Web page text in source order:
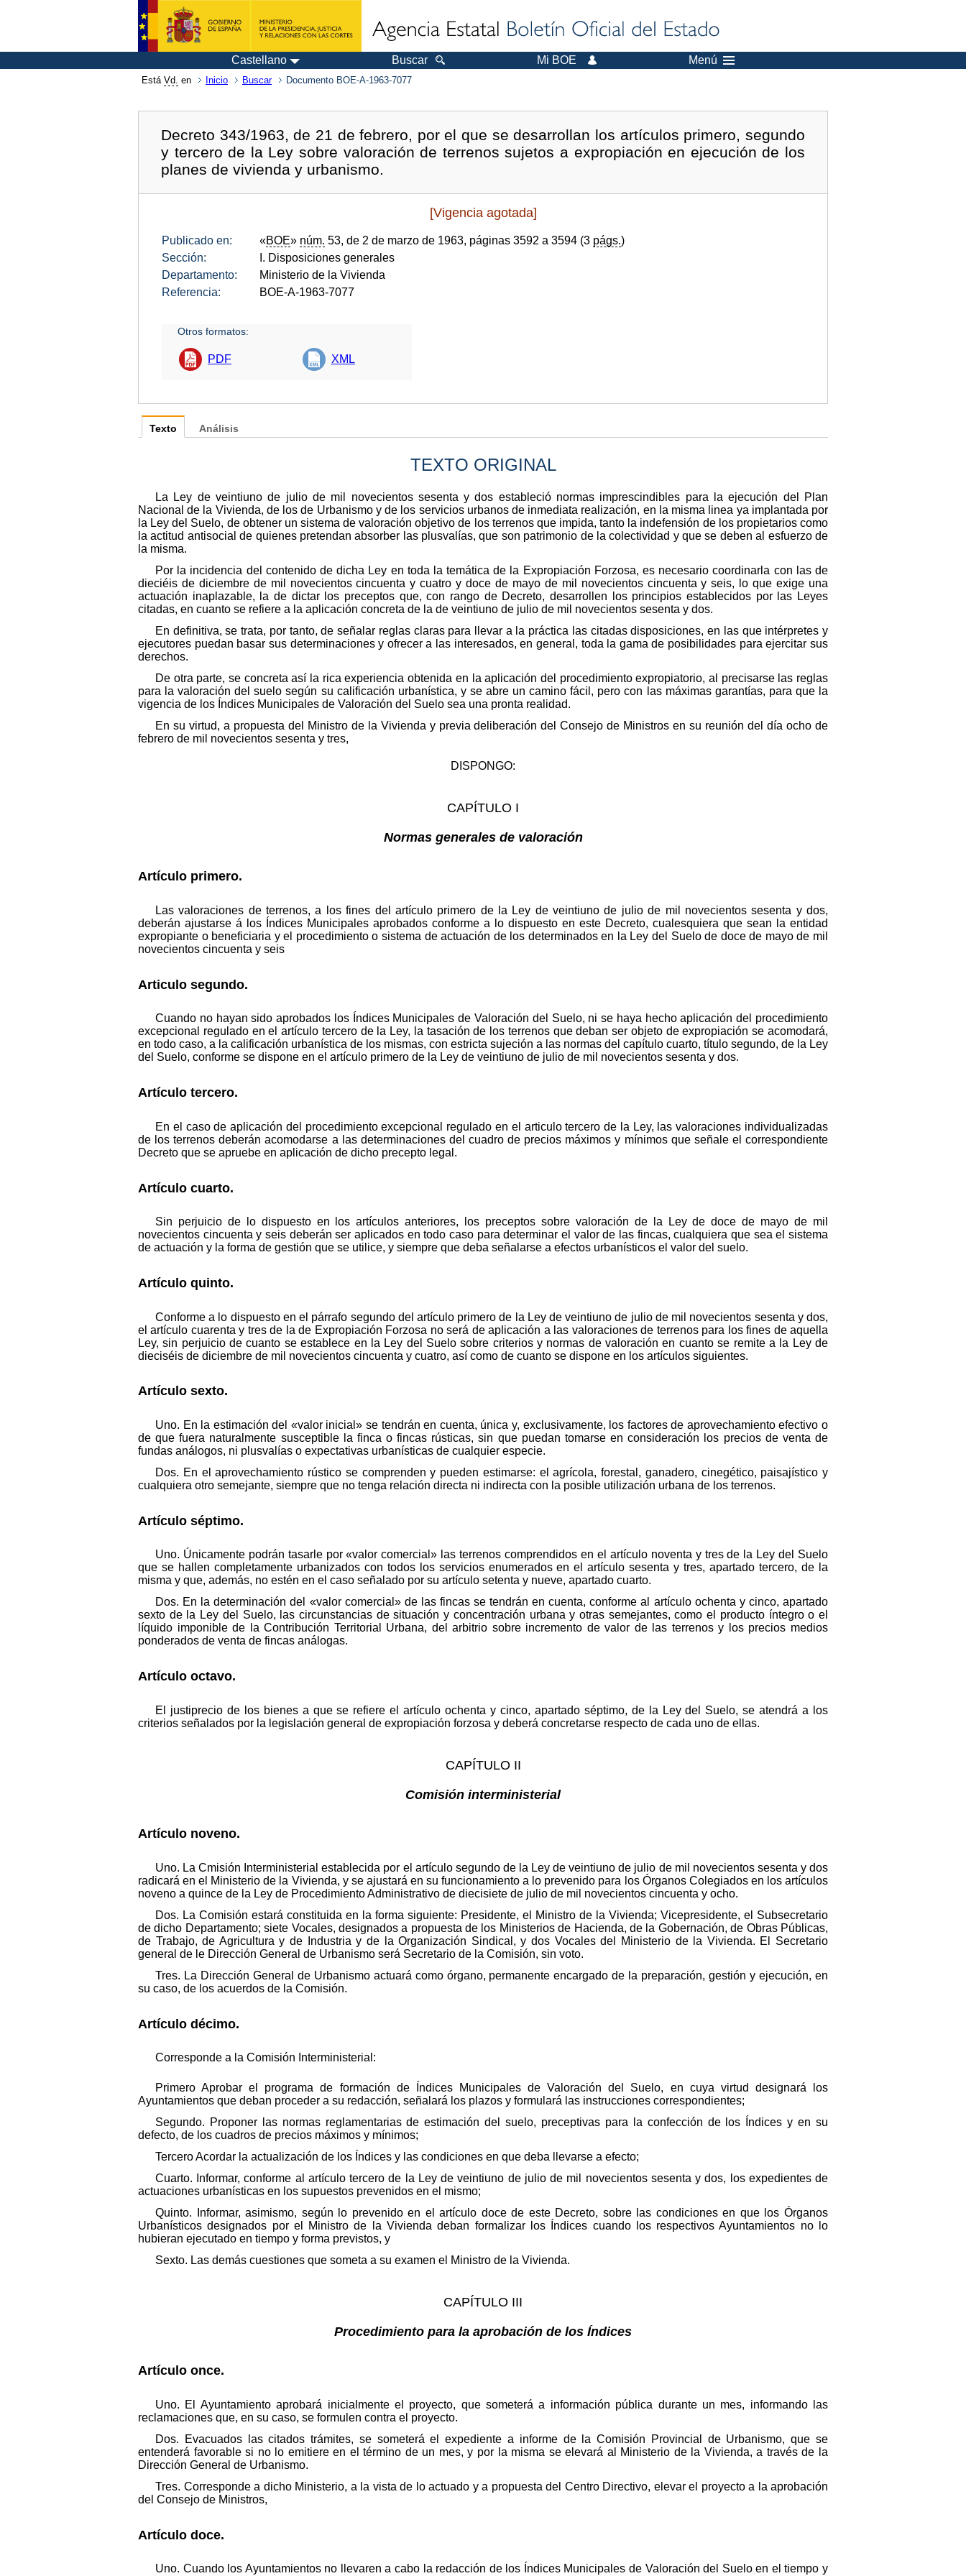
Castellano Buscar Mi BOE Menú
Está Vd. en Inicio Buscar Documento BOE-A-1963-7077
Decreto 343/1963, de 21 de febrero, por el que se desarrollan los artículos primero, segundo
y tercero de la Ley sobre valoración de terrenos sujetos a expropiación en ejecución de los
planes de vivienda y urbanismo.
[Vigencia agotada]
Publicado en: «BOE» núm. 53, de 2 de marzo de 1963, páginas 3592 a 3594 (3 págs.)
Sección:
I. Disposiciones generales
Departamento:
Ministerio de la Vivienda
Referencia:
BOE-A-1963-7077
Otros formatos:
PDF XML
Texto
TEXTO ORIGINAL
La Ley de veintiuno de julio de mil novecientos sesenta y dos estableció normas imprescindibles para la ejecución del Plan
Nacional de la Vivienda, de los de Urbanismo y de los servicios urbanos de inmediata realización, en la misma linea ya implantada por
la Ley del Suelo, de obtener un sistema de valoración objetivo de los terrenos que impida, tanto la indefensión de los propietarios como
la actitud antisocial de quienes pretendan absorber las plusvalías, que son patrimonio de la colectividad y que se deben al esfuerzo de
la misma.
Por la incidencia del contenido de dicha Ley en toda la temática de la Expropiación Forzosa, es necesario coordinarla con las de
dieciéis de diciembre de mil novecientos cincuenta y cuatro y doce de mayo de mil novecientos cincuenta y seis, lo que exige una
actuación inaplazable, la de dictar los preceptos que, con rango de Decreto, desarrollen los principios establecidos por las Leyes
citadas, en cuanto se refiere a la aplicación concreta de la de veintiuno de julio de mil novecientos sesenta y dos.
En definitiva, se trata, por tanto, de señalar reglas claras para llevar a la práctica las citadas disposiciones, en las que intérpretes y
ejecutores puedan basar sus determinaciones y ofrecer a las interesados, en general, toda la gama de posibilidades para ejercitar sus
derechos.
De otra parte, se concreta así la rica experiencia obtenida en la aplicación del procedimiento expropiatorio, al precisarse las reglas
para la valoración del suelo según su calificación urbanística, y se abre un camino fácil, pero con las máximas garantías, para que la
vigencia de los Índices Municipales de Valoración del Suelo sea una pronta realidad.
En su virtud, a propuesta del Ministro de la Vivienda y previa deliberación del Consejo de Ministros en su reunión del día ocho de
febrero de mil novecientos sesenta y tres,
DISPONGO:
CAPÍTULO I
Normas generales de valoración
Artículo primero.
Las valoraciones de terrenos, a los fines del artículo primero de la Ley de veintiuno de julio de mil novecientos sesenta y dos,
deberán ajustarse á los Índices Municipales aprobados conforme a lo dispuesto en este Decreto, cualesquiera que sean la entidad
expropiante o beneficiaria y el procedimiento o sistema de actuación de los determinados en la Ley del Suelo de doce de mayo de mil
novecientos cincuenta y seis
Articulo segundo.
Cuando no hayan sido aprobados los Índices Municipales de Valoración del Suelo, ni se haya hecho aplicación del procedimiento
excepcional regulado en el artículo tercero de la Ley, la tasación de los terrenos que deban ser objeto de expropiación se acomodará,
en todo caso, a la calificación urbanística de los mismas, con estricta sujeción a las normas del capítulo cuarto, título segundo, de la Ley
del Suelo, conforme se dispone en el artículo primero de la Ley de veintiuno de julio de mil novecientos sesenta y dos.
Artículo tercero.
En el caso de aplicación del procedimiento excepcional regulado en el articulo tercero de la Ley, las valoraciones individualizadas
de los terrenos deberán acomodarse a las determinaciones del cuadro de precios máximos y mínimos que señale el correspondiente
Decreto que se apruebe en aplicación de dicho precepto legal.
Artículo cuarto.
Sin perjuicio de lo dispuesto en los artículos anteriores, los preceptos sobre valoración de la Ley de doce de mayo de mil
novecientos cincuenta y seis deberán ser aplicados en todo caso para determinar el valor de las fincas, cualquiera que sea el sistema
de actuación y la forma de gestión que se utilice, y siempre que deba señalarse a efectos urbanísticos el valor del suelo.
Artículo quinto.
Conforme a lo dispuesto en el párrafo segundo del artículo primero de la Ley de veintiuno de julio de mil novecientos sesenta y dos,
el artículo cuarenta y tres de la de Expropiación Forzosa no será de aplicación a las valoraciones de terrenos para los fines de aquella
Ley, sin perjuicio de cuanto se establece en la Ley del Suelo sobre criterios y normas de valoración en cuanto se remite a la Ley de
dieciséis de diciembre de mil novecientos cincuenta y cuatro, así como de cuanto se dispone en los artículos siguientes.
Artículo sexto.
Uno. En la estimación del «valor inicial» se tendrán en cuenta, única y, exclusivamente, los factores de aprovechamiento efectivo o
de que fuera naturalmente susceptible la finca o fincas rústicas, sin que puedan tomarse en consideración los precios de venta de
fundas análogos, ni plusvalías o expectativas urbanísticas de cualquier especie.
Dos. En el aprovechamiento rústico se comprenden y pueden estimarse: el agrícola, forestal, ganadero, cinegético, paisajístico y
cualquiera otro semejante, siempre que no tenga relación directa ni indirecta con la posible utilización urbana de los terrenos.
Artículo séptimo.
Uno. Únicamente podrán tasarle por «valor comercial» las terrenos comprendidos en el artículo noventa y tres de la Ley del Suelo
que se hallen completamente urbanizados con todos los servicios enumerados en el artículo sesenta y tres, apartado tercero, de la
misma y que, además, no estén en el caso señalado por su artículo setenta y nueve, apartado cuarto.
Dos. En la determinación del «valor comercial» de las fincas se tendrán en cuenta, conforme al artículo ochenta y cinco, apartado
sexto de la Ley del Suelo, las circunstancias de situación y concentración urbana y otras semejantes, como el producto íntegro o el
líquido imponible de la Contribución Territorial Urbana, del arbitrio sobre incremento de valor de las terrenos y los precios medios
ponderados de venta de fincas análogas.
Artículo octavo.
El justiprecio de los bienes a que se refiere el artículo ochenta y cinco, apartado séptimo, de la Ley del Suelo, se atendrá a los
criterios señalados por la legislación general de expropiación forzosa y deberá concretarse respecto de cada uno de ellas.
CAPÍTULO II
Comisión interministerial
Artículo noveno.
Uno. La Cmisión Interministerial establecida por el artículo segundo de la Ley de veintiuno de julio de mil novecientos sesenta y dos
radicará en el Ministerio de la Vivienda, y se ajustará en su funcionamiento a lo prevenido para los Órganos Colegiados en los artículos
noveno a quince de la Ley de Procedimiento Administrativo de diecisiete de julio de mil novecientos cincuenta y ocho.
Dos. La Comisión estará constituida en la forma siguiente: Presidente, el Ministro de la Vivienda; Vicepresidente, el Subsecretario
de dicho Departamento; siete Vocales, designados a propuesta de los Ministerios de Hacienda, de la Gobernación, de Obras Públicas,
de Trabajo, de Agricultura y de Industria y de la Organización Sindical, y dos Vocales del Ministerio de la Vivienda. El Secretario
general de le Dirección General de Urbanismo será Secretario de la Comisión, sin voto.
Tres. La Dirección General de Urbanismo actuará como órgano, permanente encargado de la preparación, gestión y ejecución, en
su caso, de los acuerdos de la Comisión.
Artículo décimo.
Corresponde a la Comisión Interministerial:
Primero Aprobar el programa de formación de Índices Municipales de Valoración del Suelo, en cuya virtud designará los
Ayuntamientos que deban proceder a su redacción, señalará los plazos y formulará las instrucciones correspondientes;
Segundo. Proponer las normas reglamentarias de estimación del suelo, preceptivas para la confección de los Índices y en su
defecto, de los cuadros de precios máximos y mínimos;
Tercero Acordar la actualización de los Índices y las condiciones en que deba llevarse a efecto;
Cuarto. Informar, conforme al artículo tercero de la Ley de veintiuno de julio de mil novecientos sesenta y dos, los expedientes de
actuaciones urbanísticas en los supuestos prevenidos en el mismo;
Quinto. Informar, asimismo, según lo prevenido en el artículo doce de este Decreto, sobre las condiciones en que los Órganos
Urbanísticos designados por el Ministro de la Vivienda deban formalizar los Índices cuando los respectivos Ayuntamientos no lo
hubieran ejecutado en tiempo y forma previstos, y
Sexto. Las demás cuestiones que someta a su examen el Ministro de la Vivienda.
CAPÍTULO III
Procedimiento para la aprobación de los Índices
Artículo once.
Uno. El Ayuntamiento aprobará inicialmente el proyecto, que someterá a información pública durante un mes, informando las
reclamaciones que, en su caso, se formulen contra el proyecto.
Dos. Evacuados las citados trámites, se someterá el expediente a informe de la Comisión Provincial de Urbanismo, que se
entenderá favorable si no lo emitiere en el término de un mes, y por la misma se elevará al Ministerio de la Vivienda, a través de la
Dirección General de Urbanismo.
Tres. Corresponde a dicho Ministerio, a la vista de lo actuado y a propuesta del Centro Directivo, elevar el proyecto a la aprobación
del Consejo de Ministros,
Artículo doce.
Uno. Cuando los Ayuntamientos no llevaren a cabo la redacción de los Índices Municipales de Valoración del Suelo en el tiempo y
Análisis